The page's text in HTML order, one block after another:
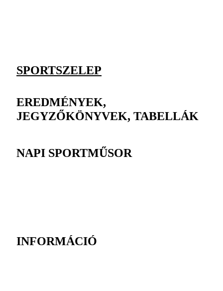
SPORTSZELEP
EREDMÉNYEK,
JEGYZŐKÖNYVEK, TABELLÁK
NAPI SPORTMŰSOR
INFORMÁCIÓ